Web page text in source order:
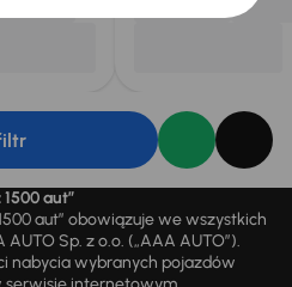
aut”
aut” obowiązuje we wszystkich
Sp. z o.o. („AAA AUTO”).
nabycia wybranych pojazdów